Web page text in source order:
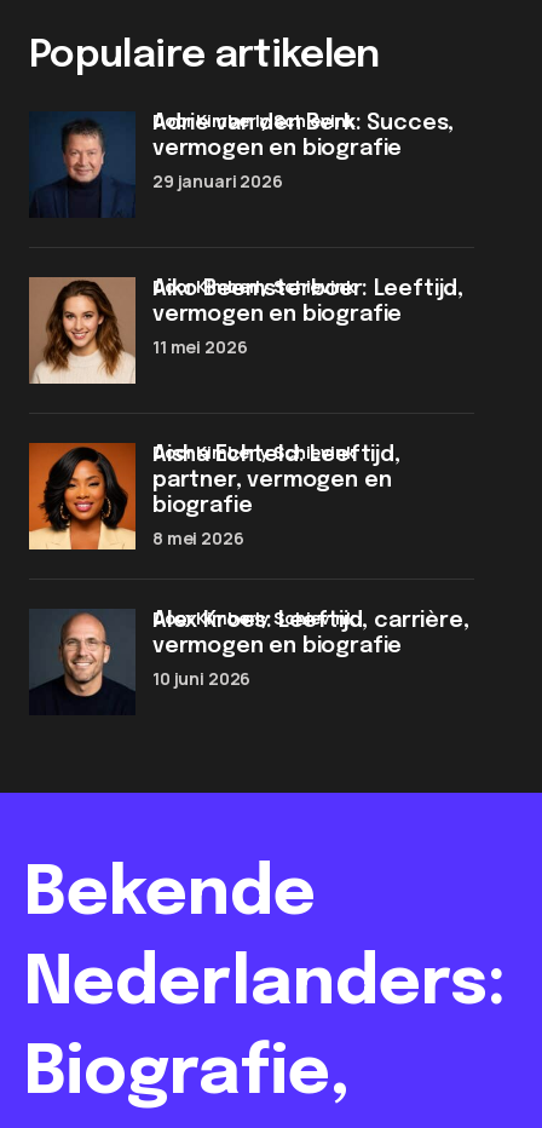
Populaire artikelen
Adrie van den Berk: Succes,
vermogen en biografie
door Kimberly Schievink
29 januari 2026
Aiko Beemsterboer: Leeftijd,
vermogen en biografie
door Kimberly Schievink
11 mei 2026
Aisha Echteld: Leeftijd,
partner, vermogen en
biografie
door Kimberly Schievink
8 mei 2026
Alex Kroes: Leeftijd, carrière,
vermogen en biografie
door Kimberly Schievink
10 juni 2026
Bekende
Nederlanders:
Biografie,